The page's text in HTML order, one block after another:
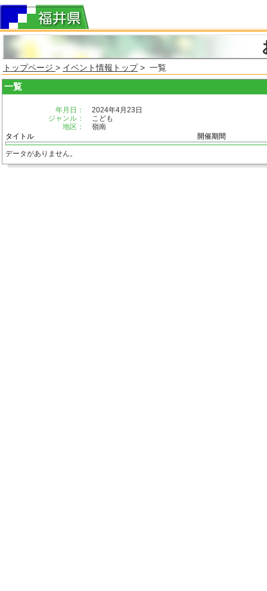
トップページ > イベント情報トップ> 一覧
一覧
年月日：
2024年4月23日
ジャンル：
こども
地区：
嶺南
タイトル
開催期間
データがありません。